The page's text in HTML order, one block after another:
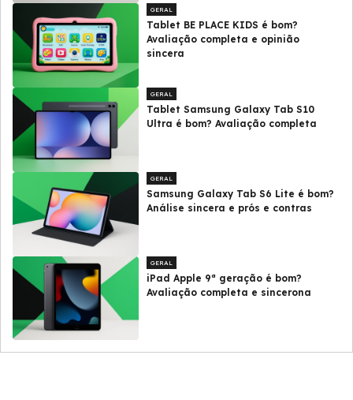
GERAL
Tablet BE PLACE KIDS é bom?
Avaliação completa e opinião
sincera
GERAL
Tablet Samsung Galaxy Tab S10
Ultra é bom? Avaliação completa
GERAL
Samsung Galaxy Tab S6 Lite é bom?
Análise sincera e prós e contras
GERAL
iPad Apple 9ª geração é bom?
Avaliação completa e sincerona